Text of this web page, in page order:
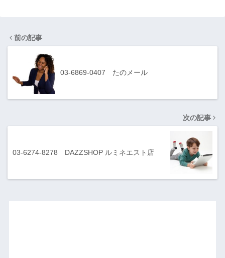
前の記事
03-6869-0407 たのメール
次の記事
03-6274-8278 DAZZSHOP ルミネエスト店